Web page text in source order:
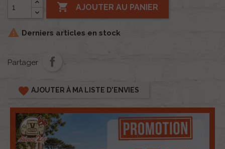
 AJOUTER AU PANIER
 Derniers articles en stock
Partager
favorite AJOUTER À MA LISTE D'ENVIES